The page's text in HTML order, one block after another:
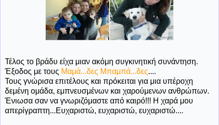
Τέλος το βράδυ είχα μιαν ακόμη συγκινητική συνάντηση.
Έξοδος με τους Μαμά...δες Μπαμπά...δες....
Τους γνώρισα επιτέλους και πρόκειται για μια υπέροχη
δεμένη ομάδα, εμπνευσμένων και χαρούμενων ανθρώπων.
Ένιωσα σαν να γνωριζόμαστε από καιρό!!! Η χαρά μου
απερίγραπτη...Ευχαριστώ, ευχαριστώ, ευχαριστώ....